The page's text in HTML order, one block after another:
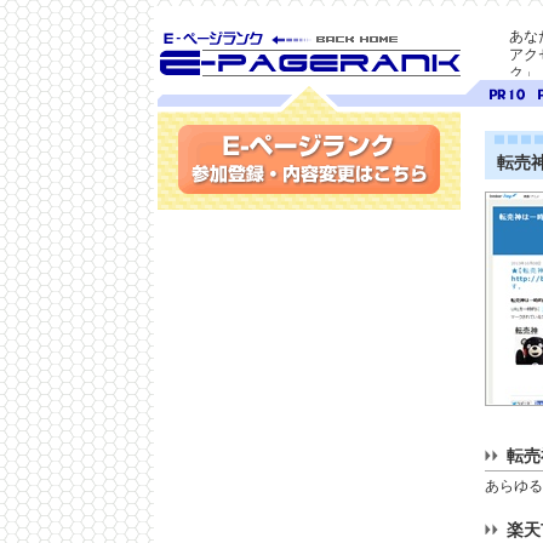
SEO対策に E-ページ
ランク
あな
アク
ク」
ランク
10
9
転売
転
あらゆ
楽
参加登録(無料)・内容変更